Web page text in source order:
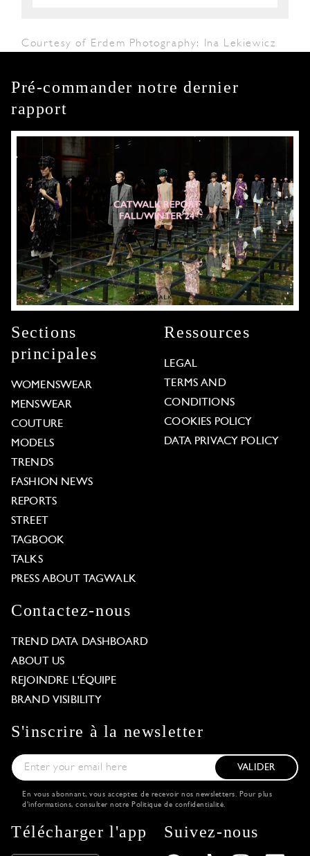
Courtesy of Erdem Photography: Ina Lekiewicz
Pré-commander notre dernier
rapport
Sections
principales
WOMENSWEAR
MENSWEAR
COUTURE
MODELS
TRENDS
FASHION NEWS
REPORTS
STREET
TAGBOOK
TALKS
PRESS ABOUT TAGWALK
Ressources
LEGAL
TERMS AND
CONDITIONS
COOKIES POLICY
DATA PRIVACY POLICY
Contactez-nous
TREND DATA DASHBOARD
ABOUT US
REJOINDRE L'ÉQUIPE
BRAND VISIBILITY
S'inscrire à la newsletter
VALIDER
En vous abonnant, vous acceptez de recevoir nos newsletters. Pour plus
d'informations, consulter notre Politique de confidentialité.
Télécharger l'app Suivez-nous